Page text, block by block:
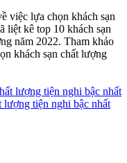
việc lựa chọn khách sạn
liệt kê top 10 khách sạn
năm 2022. Tham khảo
khách sạn chất lượng
lượng tiện nghi bậc nhất